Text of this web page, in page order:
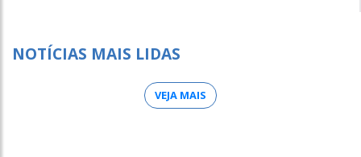
NOTÍCIAS MAIS LIDAS
VEJA MAIS